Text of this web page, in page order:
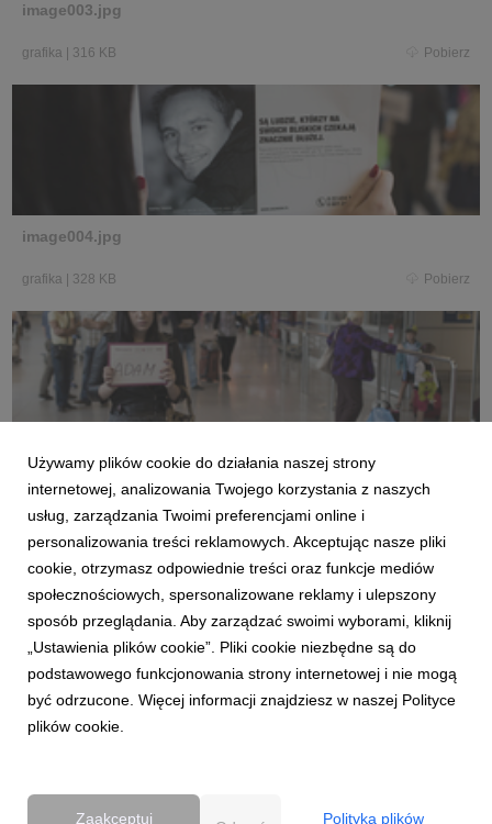
image003.jpg
grafika 316 KB Pobierz
image004.jpg
grafika 328 KB Pobierz
image005.jpg
Rusza_akcja_informacyjna_Fundacji_ITAKA_i_
Lotniska_Chopina_w_Warszawie_informacja_P
rasowa.docx
docx| 72,2 KB
Używamy plików cookie do działania naszej strony
internetowej, analizowania Twojego korzystania z naszych
usług, zarządzania Twoimi preferencjami online i
personalizowania treści reklamowych. Akceptując nasze pliki
cookie, otrzymasz odpowiednie treści oraz funkcje mediów
społecznościowych, spersonalizowane reklamy i ulepszony
sposób przeglądania. Aby zarządzać swoimi wyborami, kliknij
„Ustawienia plików cookie”. Pliki cookie niezbędne są do
podstawowego funkcjonowania strony internetowej i nie mogą
być odrzucone. Więcej informacji znajdziesz w naszej Polityce
plików cookie.
Zaakceptuj Polityka plików